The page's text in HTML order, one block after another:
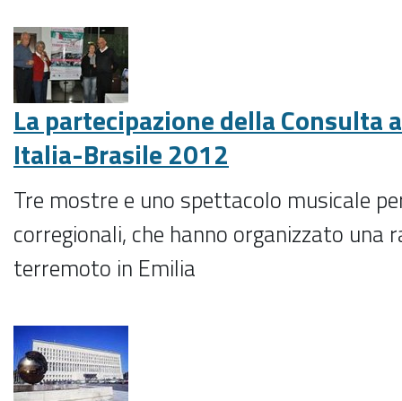
La partecipazione della Consulta
Italia-Brasile 2012
Tre mostre e uno spettacolo musicale
corregionali, che hanno organizzato una
terremoto in Emilia